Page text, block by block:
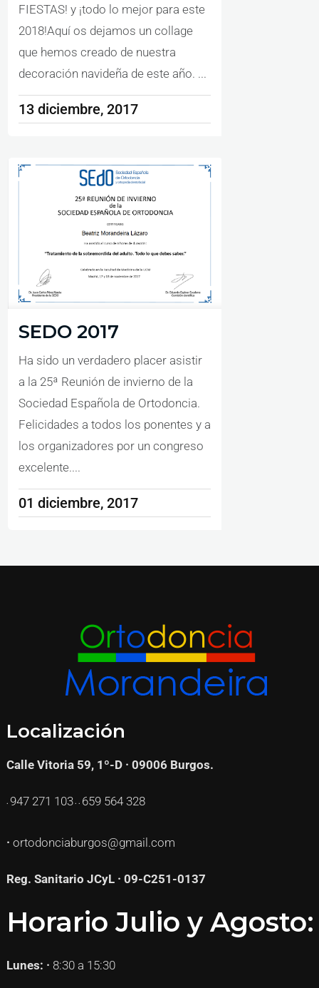
FIESTAS! y ¡todo lo mejor para este
2018!Aquí os dejamos un collage
que hemos creado de nuestra
decoración navideña de este año. ...
13 diciembre, 2017
SEDO 2017
Ha sido un verdadero placer asistir
a la 25ª Reunión de invierno de la
Sociedad Española de Ortodoncia.
Felicidades a todos los ponentes y a
los organizadores por un congreso
excelente....
01 diciembre, 2017
Localización
Calle Vitoria 59, 1º-D · 09006 Burgos.
· 947 271 103 · · 659 564 328
· ortodonciaburgos@gmail.com
Reg. Sanitario JCyL · 09-C251-0137
Horario Julio y Agosto:
Lunes: · 8:30 a 15:30